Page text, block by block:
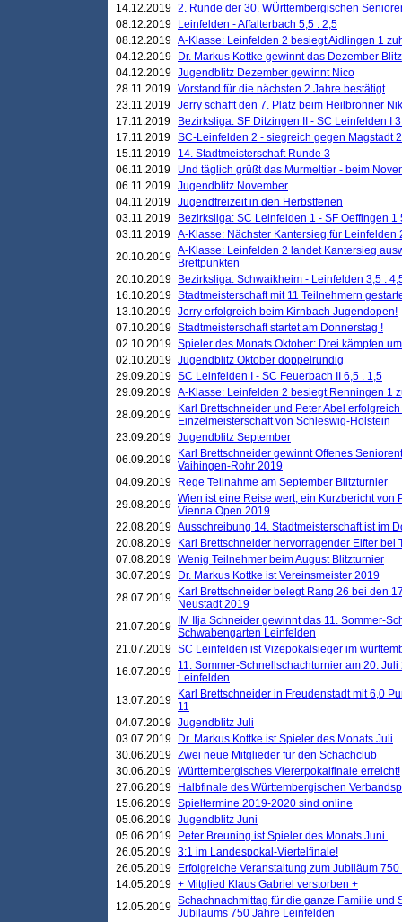
14.12.2019 2. Runde der 30. WÜrttembergischen
08.12.2019
Leinfelden - Affalterbach 5,5 : 2,5
08.12.2019 A-Klasse: Leinfelden 2 besiegt Aidlingen 1
04.12.2019
Dr. Markus Kottke gewinnt das Dezember
04.12.2019 Jugendblitz Dezember gewinnt Nico
28.11.2019 Vorstand für die nächsten 2 Jahre bestätigt
23.11.2019 Jerry schafft den 7. Platz beim Heilbronner
17.11.2019
Bezirksliga: SF Ditzingen II - SC Leinfelden I
17.11.2019 SC-Leinfelden 2 - siegreich gegen Magstadt 2
15.11.2019
14. Stadtmeisterschaft Runde 3
06.11.2019
Und täglich grüßt das Murmeltier - beim
06.11.2019 Jugendblitz November
04.11.2019 Jugendfreizeit in den Herbstferien
03.11.2019
Bezirksliga: SC Leinfelden 1 - SF Oeffingen 1
03.11.2019 A-Klasse: Nächster Kantersieg für Leinfelden
20.10.2019 A-Klasse: Leinfelden 2 landet Kantersieg
Brettpunkten
20.10.2019
Bezirksliga: Schwaikheim - Leinfelden 3,5 :
16.10.2019 Stadtmeisterschaft mit 11 Teilnehmern
13.10.2019 Jerry erfolgreich beim Kirnbach Jugendopen!
07.10.2019 Stadtmeisterschaft startet am Donnerstag !
02.10.2019 Spieler des Monats Oktober: Drei kämpfen
02.10.2019 Jugendblitz Oktober doppelrundig
29.09.2019 SC Leinfelden I - SC Feuerbach II 6,5 . 1,5
29.09.2019 A-Klasse: Leinfelden 2 besiegt Renningen 1
28.09.2019
Karl Brettschneider und Peter Abel
Einzelmeisterschaft von Schleswig-Holstein
23.09.2019 Jugendblitz September
06.09.2019
Karl Brettschneider gewinnt Offenes
Vaihingen-Rohr 2019
04.09.2019
Rege Teilnahme am September Blitzturnier
29.08.2019 Wien ist eine Reise wert, ein Kurzbericht von
Vienna Open 2019
22.08.2019 Ausschreibung 14. Stadtmeisterschaft ist im
20.08.2019
Karl Brettschneider hervorragender Elfter bei
07.08.2019 Wenig Teilnehmer beim August Blitzturnier
30.07.2019
Dr. Markus Kottke ist Vereinsmeister 2019
28.07.2019
Karl Brettschneider belegt Rang 26 bei den
Neustadt 2019
21.07.2019
IM Ilja Schneider gewinnt das 11. Sommer-
Schwabengarten Leinfelden
21.07.2019 SC Leinfelden ist Vizepokalsieger im
16.07.2019 11. Sommer-Schnellschachturnier am 20.
Leinfelden
13.07.2019
Karl Brettschneider in Freudenstadt mit 6,0
11
04.07.2019 Jugendblitz Juli
03.07.2019
Dr. Markus Kottke ist Spieler des Monats Juli
30.06.2019 Zwei neue Mitglieder für den Schachclub
30.06.2019 Württembergisches Viererpokalfinale erreicht!
27.06.2019
Halbfinale des Württembergischen
15.06.2019 Spieltermine 2019-2020 sind online
05.06.2019 Jugendblitz Juni
05.06.2019
Peter Breuning ist Spieler des Monats Juni.
26.05.2019 3:1 im Landespokal-Viertelfinale!
26.05.2019
Erfolgreiche Veranstaltung zum Jubiläum
14.05.2019 + Mitglied Klaus Gabriel verstorben +
12.05.2019 Schachnachmittag für die ganze Familie und
Jubiläums 750 Jahre Leinfelden